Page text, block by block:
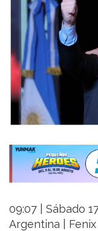
09:07 | Sábado
Argentina |